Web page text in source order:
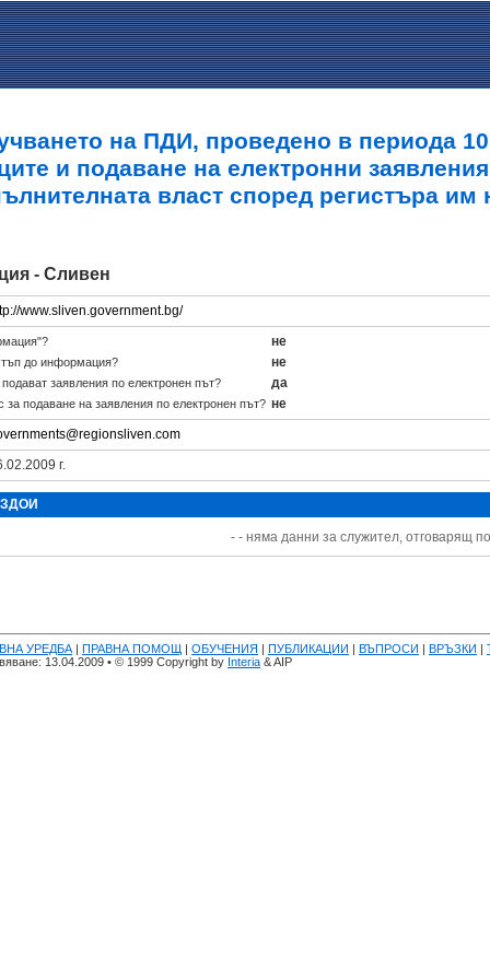
на ПДИ, проведено в периода
и подаване на електронни
власт според регистъра им
- Сливен
www.sliven.government.bg/
не
до информация? не
заявления по електронен път? да
за подаване на заявления по електронен път? не
г.
- - няма данни за служител, отговарящ
УРЕДБА | ПРАВНА ПОМОЩ | ОБУЧЕНИЯ | ПУБЛИКАЦИИ | ВЪПРОСИ | ВРЪЗКИ |
13.04.2009 • © 1999 Copyright by Interia & AIP